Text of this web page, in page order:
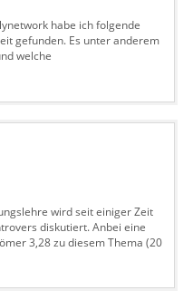
habe ich folgende
gefunden. Es unter anderem
welche
wird seit einiger Zeit
diskutiert. Anbei eine
3,28 zu diesem Thema (20